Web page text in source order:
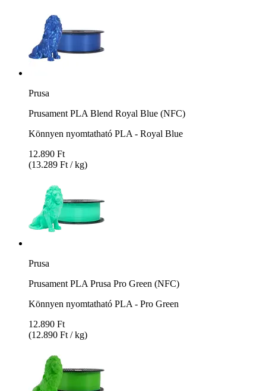
Prusa
Prusament PLA Blend Royal Blue (NFC)
Könnyen nyomtatható PLA - Royal Blue
12.890 Ft
(13.289 Ft / kg)
Prusa
Prusament PLA Prusa Pro Green (NFC)
Könnyen nyomtatható PLA - Pro Green
12.890 Ft
(12.890 Ft / kg)